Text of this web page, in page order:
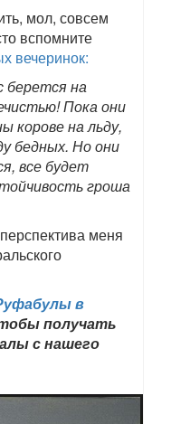
мол, совсем
вспомните
вечеринок:
берется на
Пока они
корове на льду,
бедных. Но они
все будет
гроша
меня
в
получать
с нашего